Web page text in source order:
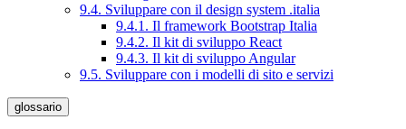
9.4. Sviluppare con il design system .italia
9.4.1. Il framework Bootstrap Italia
9.4.2. Il kit di sviluppo React
9.4.3. Il kit di sviluppo Angular
9.5. Sviluppare con i modelli di sito e servizi
glossario